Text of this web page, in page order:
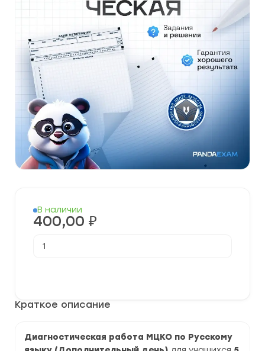
Краткое описание
Диагностическая работа МЦКО по Русскому
В наличии
400,00 ₽
товара
Русскому
класс
задания,